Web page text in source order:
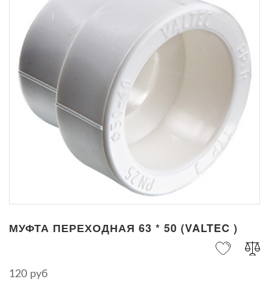
МУФТА ПЕРЕХОДНАЯ 63 * 50 (VALTEC )
120 руб